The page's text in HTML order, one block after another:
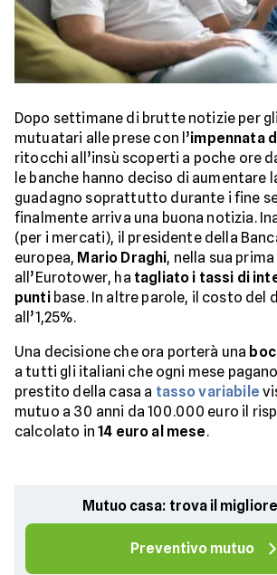
Dopo settimane di brutte notizie per
mutuatari alle prese con l’impennata
ritocchi all’insù scoperti a poche ore
le banche hanno deciso di aumentare
guadagno soprattutto durante i fine
finalmente arriva una buona notizia.
(per i mercati), il presidente della
europea, Mario Draghi, nella sua
all’Eurotower, ha tagliato i tassi di
puntibase. In altre parole, il costo del
all’1,25%.
Una decisione che ora porterà una
a tutti gli italiani che ogni mese
prestito della casa a tasso variabile
mutuo a 30 anni da 100.000 euro il
calcolato in14 euro al mese.
Mutuo casa: trova il
Preventivo mutuo